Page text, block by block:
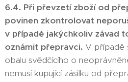
6.4. Při převzetí zboží od
povinen zkontrolovat
v případě jakýchkoliv závad
oznámit přepravci. V případě
obalu svědčícího o
nemusí kupující zásilku od